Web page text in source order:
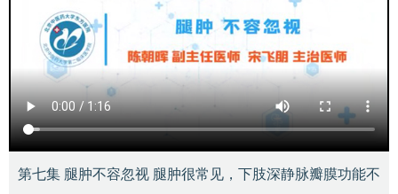
第七集 腿肿不容忽视 腿肿很常见，下肢深静脉瓣膜功能不